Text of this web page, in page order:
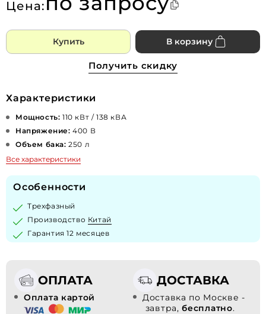
Цена:
Купить В корзину
Получить скидку
Характеристики
Мощность: 110 кВт / 138 кВА
Напряжение: 400 В
Объем бака: 250 л
Все характеристики
Особенности
Трехфазный
Производство Китай
Гарантия 12 месяцев
ОПЛАТА
Оплата картой
ДОСТАВКА
Доставка по Москве -
завтра,бесплатно.